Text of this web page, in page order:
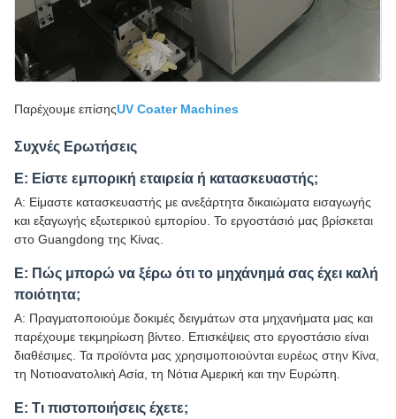
Παρέχουμε επίσηςUV Coater Machines
Συχνές Ερωτήσεις
Ε: Είστε εμπορική εταιρεία ή κατασκευαστής;
Α: Είμαστε κατασκευαστής με ανεξάρτητα δικαιώματα εισαγωγής
και εξαγωγής εξωτερικού εμπορίου. Το εργοστάσιό μας βρίσκεται
στο Guangdong της Κίνας.
Ε: Πώς μπορώ να ξέρω ότι το μηχάνημά σας έχει καλή
ποιότητα;
Α: Πραγματοποιούμε δοκιμές δειγμάτων στα μηχανήματα μας και
παρέχουμε τεκμηρίωση βίντεο. Επισκέψεις στο εργοστάσιο είναι
διαθέσιμες. Τα προϊόντα μας χρησιμοποιούνται ευρέως στην Κίνα,
τη Νοτιοανατολική Ασία, τη Νότια Αμερική και την Ευρώπη.
Ε: Τι πιστοποιήσεις έχετε;